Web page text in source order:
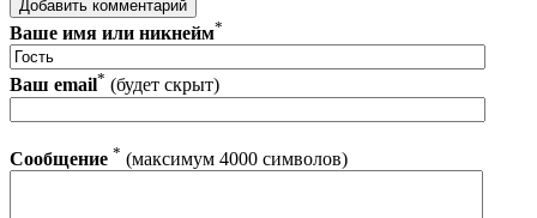
Ваше имя или никнейм*
Ваш email* (будет скрыт)
Сообщение * (максимум 4000 символов)